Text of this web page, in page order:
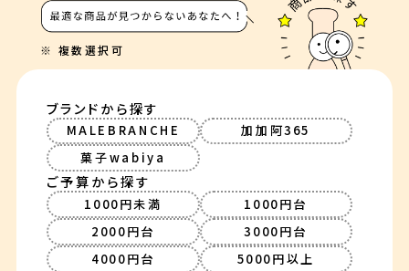
ブランドから探す
MALEBRANCHE
加加阿365
菓子wabiya
ご予算から探す
1000円未満
1000円台
2000円台
3000円台
4000円台
5000円以上